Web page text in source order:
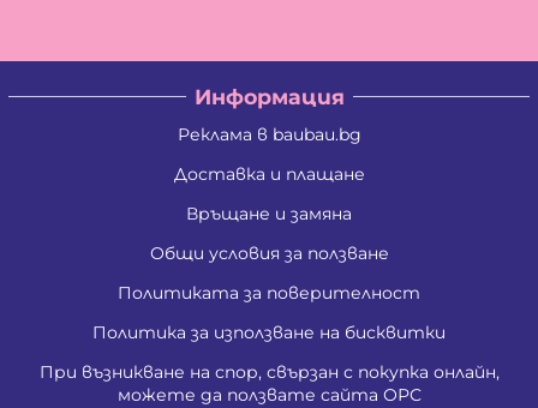
Информация
Реклама в baubau.bg
Доставка и плащане
Връщане и замяна
Общи условия за ползване
Политиката за поверителност
Политика за използване на бисквитки
При възникване на спор, свързан с покупка онлайн,
можете да ползвате сайта ОРС